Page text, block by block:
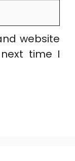
website
time I